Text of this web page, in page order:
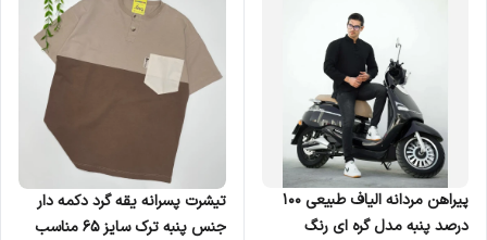
پیراهن مردانه الیاف طبیعی 100
درصد پنبه مدل گره ای رنگ
تیشرت پسرانه یقه گرد دکمه دار
جنس پنبه ترک سایز 65 مناسب